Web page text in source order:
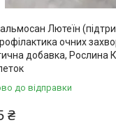
Лютеїн
очних
добавка, Рослина
до відправки
₴